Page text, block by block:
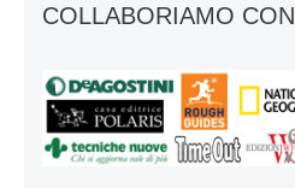
COLLABORIAMO CON